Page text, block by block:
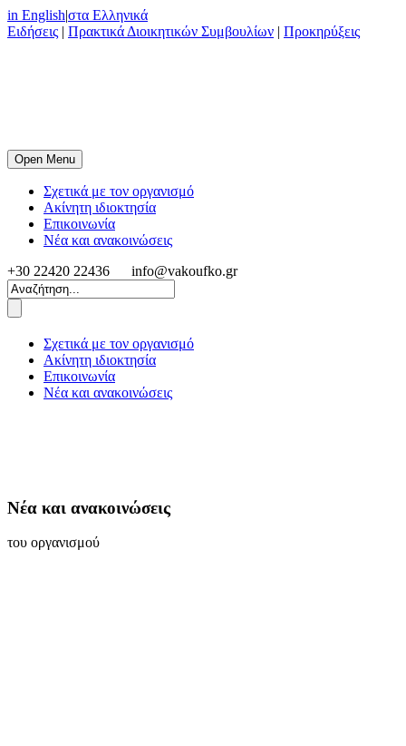
in English|στα Ελληνικά
Ειδήσεις | Πρακτικά Διοικητικών Συμβουλίων | Προκηρύξεις
Open Menu
Σχετικά με τον οργανισμό
Ακίνητη ιδιοκτησία
Επικοινωνία
Νέα και ανακοινώσεις
+30 22420 22436
info@vakoufko.gr
Σχετικά με τον οργανισμό
Ακίνητη ιδιοκτησία
Επικοινωνία
Νέα και ανακοινώσεις
Νέα και ανακοινώσεις
του οργανισμού